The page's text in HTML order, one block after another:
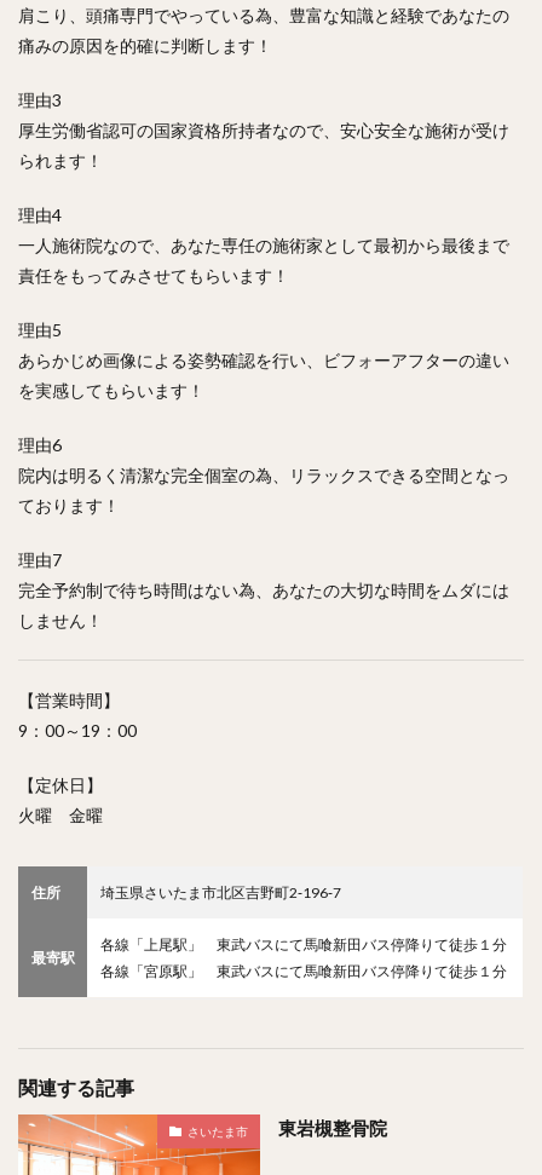
肩こり、頭痛専門でやっている為、豊富な知識と経験であなたの
痛みの原因を的確に判断します！
理由3
厚生労働省認可の国家資格所持者なので、安心安全な施術が受け
られます！
理由4
一人施術院なので、あなた専任の施術家として最初から最後まで
責任をもってみさせてもらいます！
理由5
あらかじめ画像による姿勢確認を行い、ビフォーアフターの違い
を実感してもらいます！
理由6
院内は明るく清潔な完全個室の為、リラックスできる空間となっ
ております！
理由7
完全予約制で待ち時間はない為、あなたの大切な時間をムダには
しません！
【営業時間】
9：00～19：00
【定休日】
火曜 金曜
住所 埼玉県さいたま市北区吉野町2‐196‐7
最寄駅
各線「上尾駅」 東武バスにて馬喰新田バス停降りて徒歩１分
各線「宮原駅」 東武バスにて馬喰新田バス停降りて徒歩１分
関連する記事
さいたま市 東岩槻整骨院